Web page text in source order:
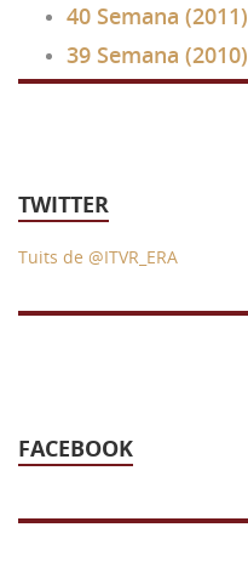
40 Semana (2011)
39 Semana (2010)
TWITTER
Tuits de @ITVR_ERA
FACEBOOK